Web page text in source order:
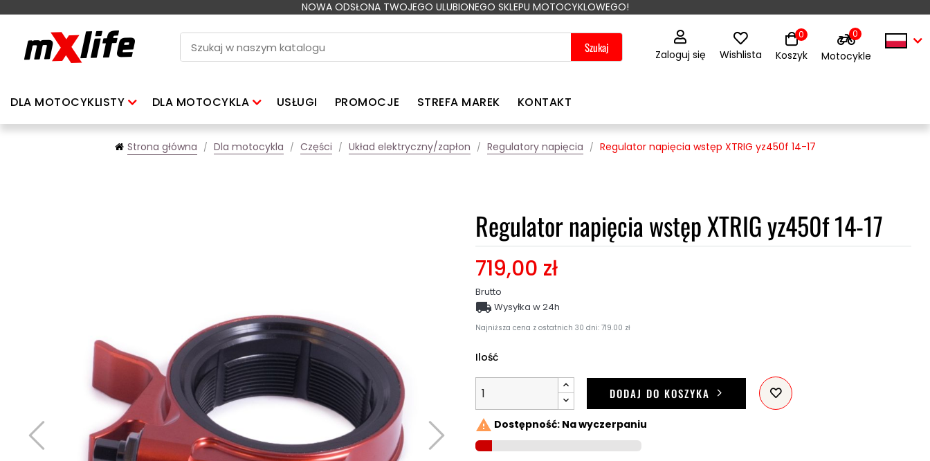
NOWA ODSŁONA TWOJEGO ULUBIONEGO SKLEPU MOTOCYKLOWEGO!
Szukaj Zaloguj się Wishlista Koszyk
0 0
Motocykle
DLA MOTOCYKLISTY DLA MOTOCYKLA USŁUGI PROMOCJE STREFA MAREK KONTAKT
Strona główna Dla motocykla Części Układ elektryczny/zapłon Regulatory napięcia Regulator napięcia wstęp XTRIG yz450f 14-17
Regulator napięcia wstęp XTRIG yz450f 14-17
719,00 zł
Brutto
Najniższa cena z ostatnich 30 dni: 719.00 zł
 Wysyłka w 24h
Ilość
DODAJ DO KOSZYKA
 Dostępność: Na wyczerpaniu